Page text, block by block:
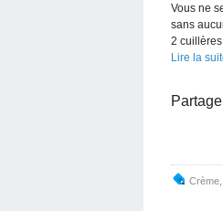
Vous ne
sans
2
Lire la
Crème